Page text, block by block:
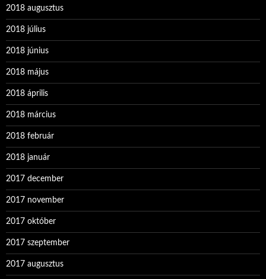
2018 augusztus
2018 július
2018 június
2018 május
2018 április
2018 március
2018 február
2018 január
2017 december
2017 november
2017 október
2017 szeptember
2017 augusztus